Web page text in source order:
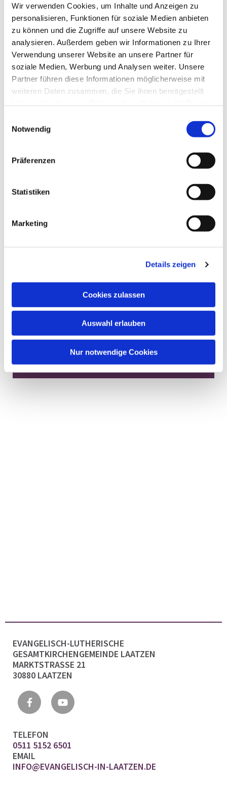
Wir verwenden Cookies, um Inhalte und Anzeigen zu
personalisieren, Funktionen für soziale Medien anbieten
zu können und die Zugriffe auf unsere Website zu
analysieren. Außerdem geben wir Informationen zu Ihrer
Verwendung unserer Website an unsere Partner für
soziale Medien, Werbung und Analysen weiter. Unsere
Partner führen diese Informationen möglicherweise mit
weiteren Daten zusammen, die Sie ihnen bereitgestellt
Notwendig
Präferenzen
Statistiken
Marketing
Details zeigen
Cookies zulassen
Auswahl erlauben
Nur notwendige Cookies
Wir freuen uns über neue Gesichter!
Ein Anruf genügt:
Beate Pohl – 05102 2935
Klaudia Nebot – 0511 979 274 50 oder 0177 788 66 04
Damit das Bistro gut planen kann, bitten wir um eine
verbindliche Anmeldung zum Frühstück – vielen
Dank!
Dies könnte Sie auch
interessieren
EVANGELISCH-LUTHERISCHE
GESAMTKIRCHENGEMEINDE LAATZEN
MARKTSTRASSE 21
30880 LAATZEN
TELEFON
0511 5152 6501
EMAIL
INFO@EVANGELISCH-IN-LAATZEN.DE